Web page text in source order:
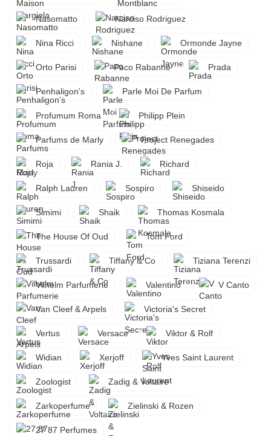
Nasomatto Narciso Rodriguez
Nina Ricci Nishane Ormonde Jayne
Orto Parisi Paco Rabanne Prada
Penhaligon's Parle Moi De Parfum
Profumum Roma Philipp Plein
Parfums de Marly Project Renegades
Roja Rania J. Richard
Ralph Lauren Sospiro Shiseido
Simimi Shaik Thomas Kosmala
The House Of Oud Tom Ford
Trussardi Tiffany & Co Tiziana Terenzi
Vilhelm Parfumerie Valentino V Canto
Van Cleef & Arpels Victoria's Secret
Vertus Versace Viktor & Rolf
Widian Xerjoff Yves Saint Laurent
Zoologist Zadig & Voltaire
Zarkoperfume Zielinski & Rozen
27 87 Perfumes